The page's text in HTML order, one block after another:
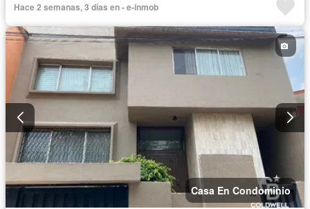
Hace 2 semanas, 3 días en - e-inmob
Casa En Condominio